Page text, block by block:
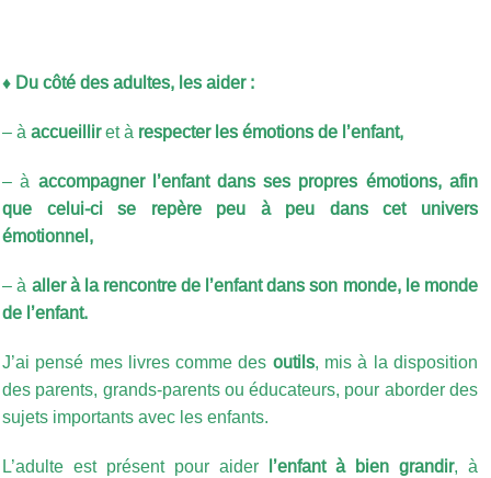
♦ Du côté des adultes, les aider :
– àaccueilliret à respecter les émotions de l’enfant,
– à accompagner l’enfant dans ses propres émotions, afin
que celui-ci se repère peu à peu dans cet univers
émotionnel,
– à aller à la rencontre de l’enfant dans son monde, le monde
de l’enfant.
J’ai pensé mes livres comme des outils, mis à la disposition
des parents, grands-parents ou éducateurs, pour aborder des
sujets importants avec les enfants.
L’adulte est présent pour aider l’enfant à bien grandir, à